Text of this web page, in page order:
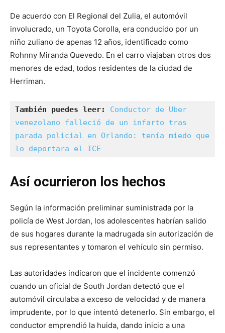
De acuerdo con El Regional del Zulia, el automóvil
involucrado, un Toyota Corolla, era conducido por un
niño zuliano de apenas 12 años, identificado como
Rohnny Miranda Quevedo. En el carro viajaban otros dos
menores de edad, todos residentes de la ciudad de
Herriman.
También puedes leer:
Conductor de Uber
venezolano falleció de un infarto tras
parada policial en Orlando: tenía miedo que
lo deportara el ICE
Así ocurrieron los hechos
Según la información preliminar suministrada por la
policía de West Jordan, los adolescentes habrían salido
de sus hogares durante la madrugada sin autorización de
sus representantes y tomaron el vehículo sin permiso.
Las autoridades indicaron que el incidente comenzó
cuando un oficial de South Jordan detectó que el
automóvil circulaba a exceso de velocidad y de manera
imprudente, por lo que intentó detenerlo. Sin embargo, el
conductor emprendió la huida, dando inicio a una